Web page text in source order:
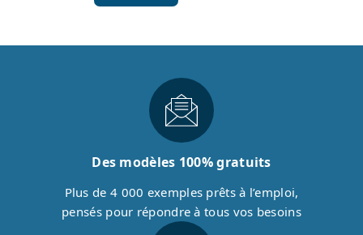
Des modèles 100% gratuits
Plus de 4 000 exemples prêts à l’emploi,
pensés pour répondre à tous vos besoins